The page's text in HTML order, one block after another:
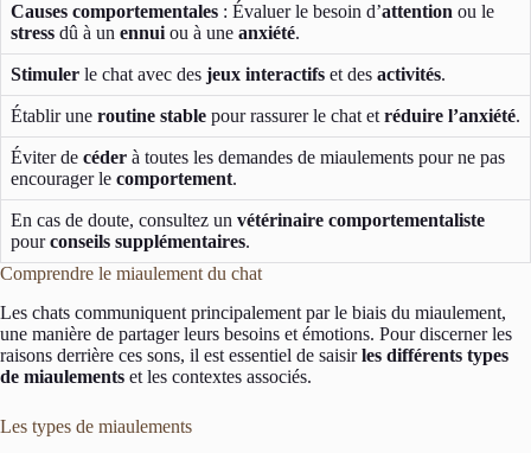
Causes comportementales : Évaluer le besoin d’attention ou le
stress dû à un ennui ou à une anxiété.
Stimuler le chat avec des jeux interactifs et des activités.
Établir une routine stable pour rassurer le chat et réduire l’anxiété.
Éviter de céder à toutes les demandes de miaulements pour ne pas
encourager le comportement.
En cas de doute, consultez un vétérinaire comportementaliste
pourconseils supplémentaires.
Comprendre le miaulement du chat
Les chats communiquent principalement par le biais du miaulement,
une manière de partager leurs besoins et émotions. Pour discerner les
raisons derrière ces sons, il est essentiel de saisirles différents types
de miaulements et les contextes associés.
Les types de miaulements